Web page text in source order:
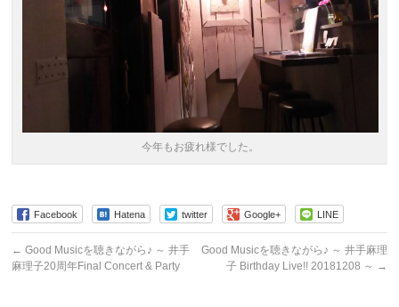
今年もお疲れ様でした。
Facebook Hatena twitter Google+ LINE
← Good Musicを聴きながら♪ ～ 井手
麻理子20周年Final Concert & Party
Good Musicを聴きながら♪ ～ 井手麻理
子 Birthday Live!! 20181208 ～ →